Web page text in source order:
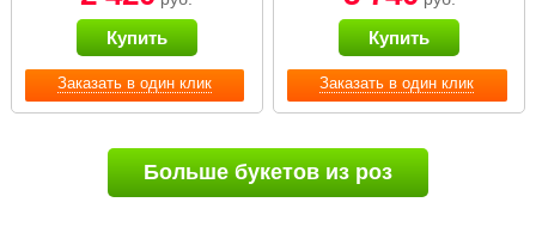
Заказать в один клик
Купить
Заказать в один клик
пожеланиями»
Купить
Больше букетов из роз